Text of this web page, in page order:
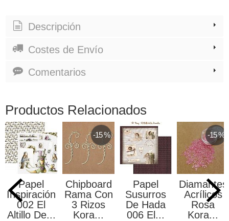
Descripción
Costes de Envío
Comentarios
Productos Relacionados
Papel
Inspiración
002 El
Altillo De...
-15 %
Chipboard
Rama Con
3 Rizos
Kora...
Papel
Susurros
De Hada
006 El...
-15 %
Diamantes
Acrílicos
Rosa
Kora...